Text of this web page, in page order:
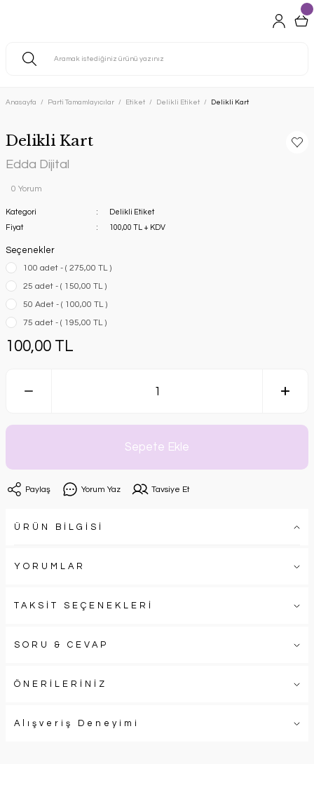
Anasayfa Parti Tamamlayıcılar Etiket Delikli Etiket Delikli Kart
Delikli Kart
Edda Dijital
0 Yorum
Kategori
Delikli Etiket
Fiyat
100,00 TL + KDV
Seçenekler
100 adet - ( 275,00 TL )
25 adet - ( 150,00 TL )
50 Adet - ( 100,00 TL )
75 adet - ( 195,00 TL )
100,00 TL
Sepete Ekle
Paylaş Yorum Yaz Tavsiye Et
ÜRÜN BİLGİSİ
YORUMLAR
TAKSİT SEÇENEKLERİ
SORU & CEVAP
ÖNERİLERİNİZ
Alışveriş Deneyimi